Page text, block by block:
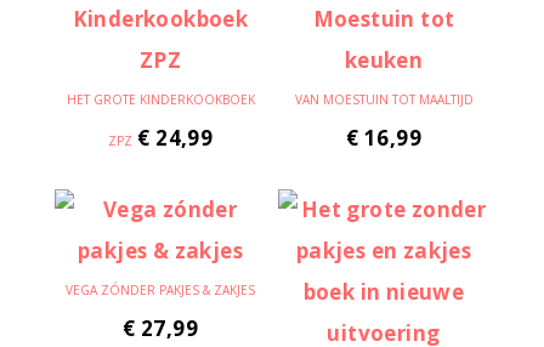
HET GROTE KINDERKOOKBOEK
ZPZ € 24,99
VAN MOESTUIN TOT MAALTIJD
€ 16,99
VEGA ZÓNDER PAKJES & ZAKJES
€ 27,99